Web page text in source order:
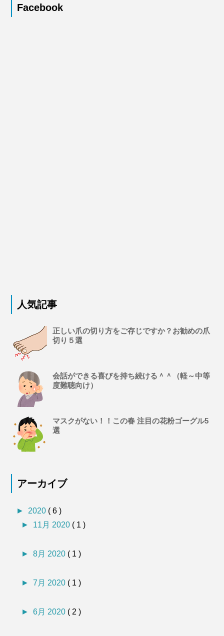
Facebook
人気記事
正しい爪の切り方をご存じですか？お勧めの爪
切り５選
会話ができる喜びを持ち続ける＾＾（軽～中等
度難聴向け）
マスクがない！！この春 注目の花粉ゴーグル5
選
アーカイブ
► 2020 ( 6 )
► 11月 2020 ( 1 )
►8月 2020 ( 1 )
►7月 2020 ( 1 )
►6月 2020 ( 2 )